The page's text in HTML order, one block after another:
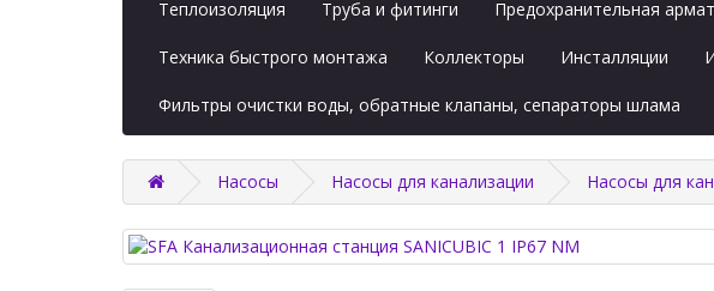
Теплоизоляция Труба и фитинги Предохранительная
Техника быстрого монтажа Коллекторы Инсталляции
Фильтры очистки воды, обратные клапаны, сепараторы шлама
Насосы Насосы для канализации Насосы для